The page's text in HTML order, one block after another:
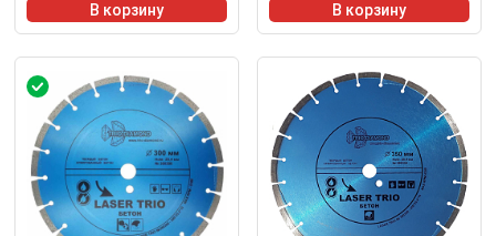
В корзину В корзину